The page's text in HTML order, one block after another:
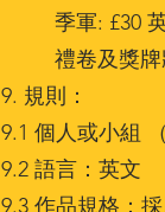
季軍: £30 英
禮卷及獎牌將
9. 規則：
9.1 個人或小組
9.2 語言：英文
9.3 作品規格：